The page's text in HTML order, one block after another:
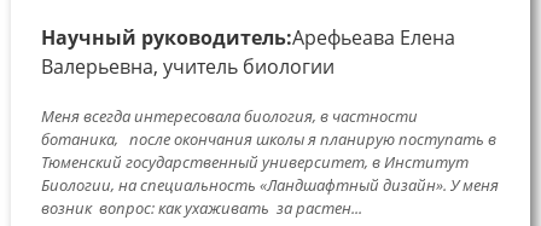
Научный руководитель:Арефьеава Елена
Валерьевна, учитель биологии
Меня всегда интересовала биология, в частности
ботаника, после окончания школы я планирую поступать в
Тюменский государственный университет, в Институт
Биологии, на специальность «Ландшафтный дизайн». У меня
возник вопрос: как ухаживать за растен...